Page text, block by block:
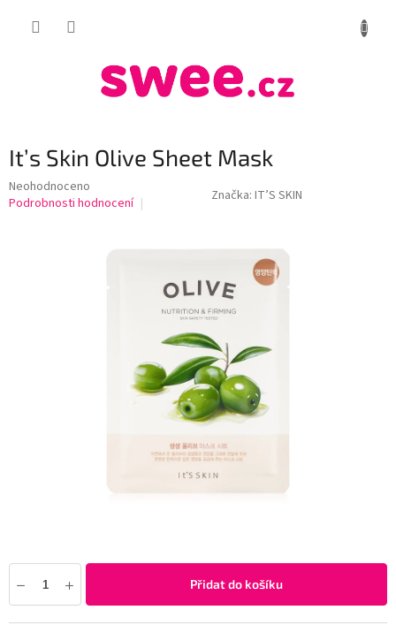
It’s Skin Olive Sheet Mask
Průměrné
hodnocení
Neohodnoceno
Podrobnosti hodnocení
Značka: IT’S SKIN
Přidat do košíku